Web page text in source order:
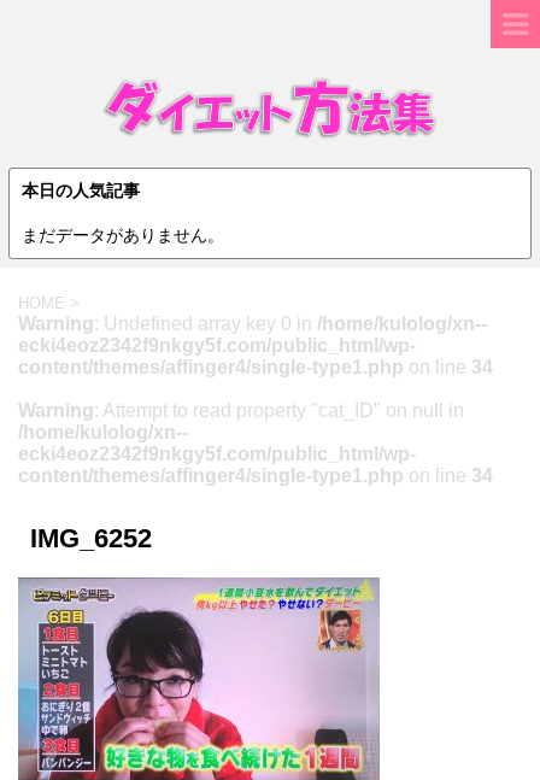
本日の人気記事
まだデータがありません。
HOME >
Warning: Undefined array key 0 in /home/kulolog/xn--
ecki4eoz2342f9nkgy5f.com/public_html/wp-
content/themes/affinger4/single-type1.php on line 34
Warning: Attempt to read property "cat_ID" on null in
/home/kulolog/xn--
ecki4eoz2342f9nkgy5f.com/public_html/wp-
content/themes/affinger4/single-type1.php on line 34
IMG_6252